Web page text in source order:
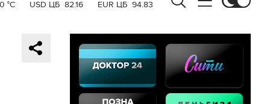
°C USD ЦБ 82.16 EUR ЦБ 94.83